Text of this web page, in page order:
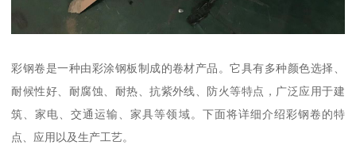
彩钢卷是一种由彩涂钢板制成的卷材产品。它具有多种颜色选择、
耐候性好、耐腐蚀、耐热、抗紫外线、防火等特点，广泛应用于建
筑、家电、交通运输、家具等领域。下面将详细介绍彩钢卷的特
点、应用以及生产工艺。